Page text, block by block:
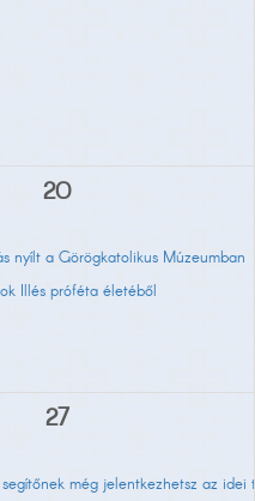
20
nyílt a Görögkatolikus Múzeumban
Illés próféta életéből
27
még jelentkezhetsz az idei